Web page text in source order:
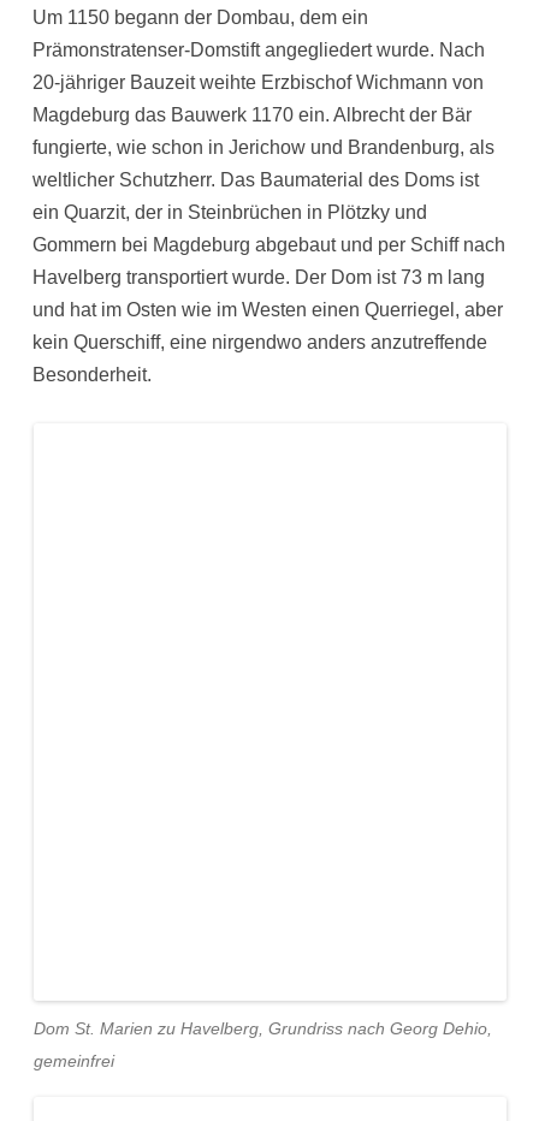
Um 1150 begann der Dombau, dem ein
Prämonstratenser-Domstift angegliedert wurde. Nach
20-jähriger Bauzeit weihte Erzbischof Wichmann von
Magdeburg das Bauwerk 1170 ein. Albrecht der Bär
fungierte, wie schon in Jerichow und Brandenburg, als
weltlicher Schutzherr. Das Baumaterial des Doms ist
ein Quarzit, der in Steinbrüchen in Plötzky und
Gommern bei Magdeburg abgebaut und per Schiff nach
Havelberg transportiert wurde. Der Dom ist 73 m lang
und hat im Osten wie im Westen einen Querriegel, aber
kein Querschiff, eine nirgendwo anders anzutreffende
Besonderheit.
Dom St. Marien zu Havelberg, Grundriss nach Georg Dehio,
gemeinfrei